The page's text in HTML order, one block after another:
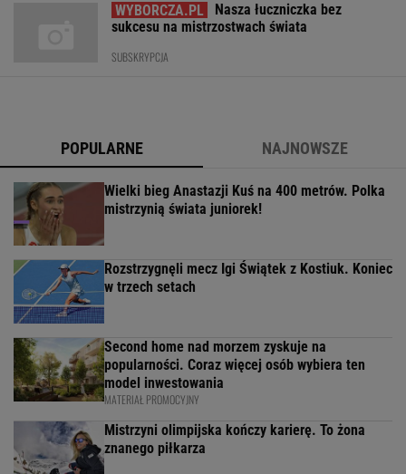
Nasza łuczniczka bez
sukcesu na mistrzostwach świata
SUBSKRYPCJA
POPULARNE NAJNOWSZE
Wielki bieg Anastazji Kuś na 400 metrów. Polka
mistrzynią świata juniorek!
Rozstrzygnęli mecz Igi Świątek z Kostiuk. Koniec
w trzech setach
Second home nad morzem zyskuje na
popularności. Coraz więcej osób wybiera ten
model inwestowania
MATERIAŁ PROMOCYJNY
Mistrzyni olimpijska kończy karierę. To żona
znanego piłkarza